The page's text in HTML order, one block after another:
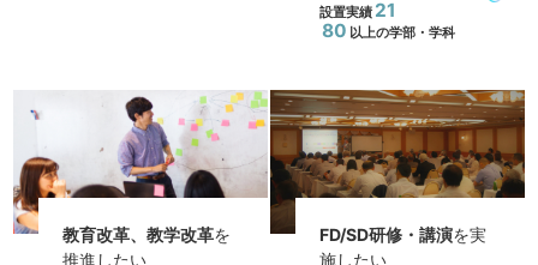
設置実績 21
80 以上の学部・学科
教育改革、教学改革を
推進したい
FD/SD研修・講演を実
施したい